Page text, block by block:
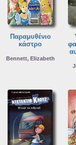
Παραμυθένιο
κάστρο
Bennett, Elizabeth